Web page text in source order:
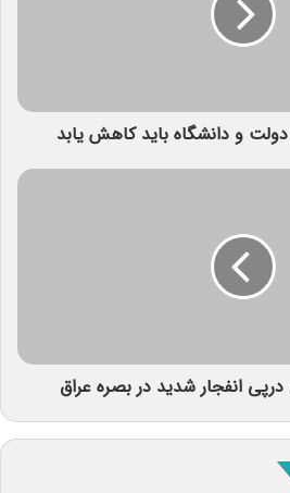
و دانشگاه باید کاهش یابد
انفجار شدید در بصره عراق